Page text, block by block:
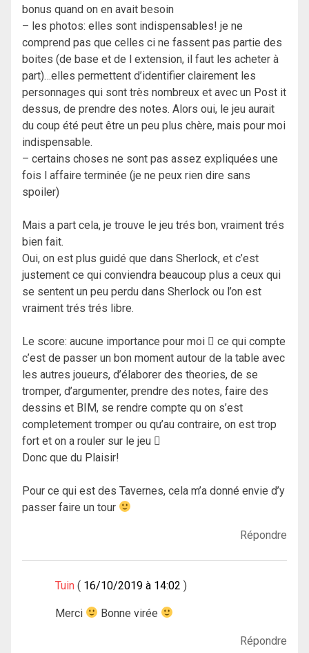
bonus quand on en avait besoin
– les photos: elles sont indispensables! je ne
comprend pas que celles ci ne fassent pas partie des
boites (de base et de l extension, il faut les acheter à
part)…elles permettent d’identifier clairement les
personnages qui sont très nombreux et avec un Post it
dessus, de prendre des notes. Alors oui, le jeu aurait
du coup été peut être un peu plus chère, mais pour moi
indispensable.
– certains choses ne sont pas assez expliquées une
fois l affaire terminée (je ne peux rien dire sans
spoiler)
Mais a part cela, je trouve le jeu trés bon, vraiment trés
bien fait.
Oui, on est plus guidé que dans Sherlock, et c’est
justement ce qui conviendra beaucoup plus a ceux qui
se sentent un peu perdu dans Sherlock ou l’on est
vraiment trés trés libre.
Le score: aucune importance pour moi  ce qui compte
c’est de passer un bon moment autour de la table avec
les autres joueurs, d’élaborer des theories, de se
tromper, d’argumenter, prendre des notes, faire des
dessins et BIM, se rendre compte qu on s’est
completement tromper ou qu’au contraire, on est trop
fort et on a rouler sur le jeu 
Donc que du Plaisir!
Pour ce qui est des Tavernes, cela m’a donné envie d’y
passer faire un tour
Répondre
Tuin 16/10/2019 à 14:02
Merci Bonne virée
Répondre